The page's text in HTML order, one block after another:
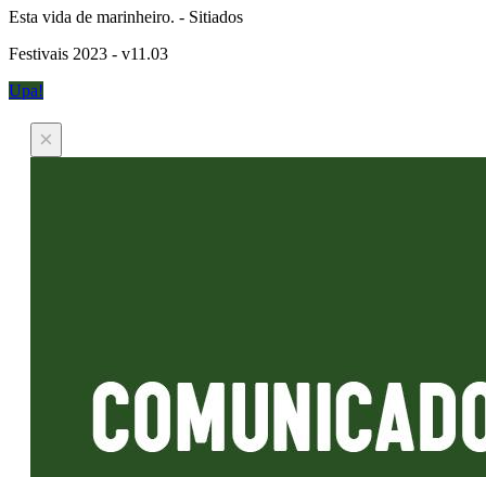
Esta vida de marinheiro. - Sitiados
Festivais 2023 - v11.03
Upa!
×